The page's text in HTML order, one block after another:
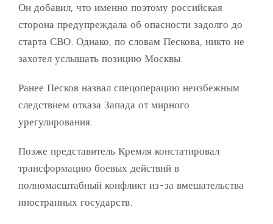
Он добавил, что именно поэтому российская
сторона предупреждала об опасности задолго до
старта СВО. Однако, по словам Пескова, никто не
захотел услышать позицию Москвы.
Ранее Песков назвал спецоперацию неизбежным
следствием отказа Запада от мирного
урегулирования.
Позже представитель Кремля констатировал
трансформацию боевых действий в
полномасштабный конфликт из-за вмешательства
иностранных государств.